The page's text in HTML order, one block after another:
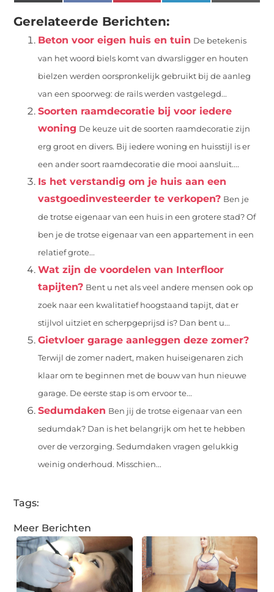
(Twitter)
Gerelateerde Berichten:
Beton voor eigen huis en tuin De betekenis
van het woord biels komt van dwarsligger en houten
bielzen werden oorspronkelijk gebruikt bij de aanleg
van een spoorweg: de rails werden vastgelegd...
Soorten raamdecoratie bij voor iedere
woning De keuze uit de soorten raamdecoratie zijn
erg groot en divers. Bij iedere woning en huisstijl is er
een ander soort raamdecoratie die mooi aansluit....
Is het verstandig om je huis aan een
vastgoedinvesteerder te verkopen? Ben je
de trotse eigenaar van een huis in een grotere stad? Of
ben je de trotse eigenaar van een appartement in een
relatief grote...
Wat zijn de voordelen van Interfloor
tapijten? Bent u net als veel andere mensen ook op
zoek naar een kwalitatief hoogstaand tapijt, dat er
stijlvol uitziet en scherpgeprijsd is? Dan bent u...
Gietvloer garage aanleggen deze zomer?
Terwijl de zomer nadert, maken huiseigenaren zich
klaar om te beginnen met de bouw van hun nieuwe
garage. De eerste stap is om ervoor te...
Sedumdaken Ben jij de trotse eigenaar van een
sedumdak? Dan is het belangrijk om het te hebben
over de verzorging. Sedumdaken vragen gelukkig
weinig onderhoud. Misschien...
Tags:
Meer Berichten